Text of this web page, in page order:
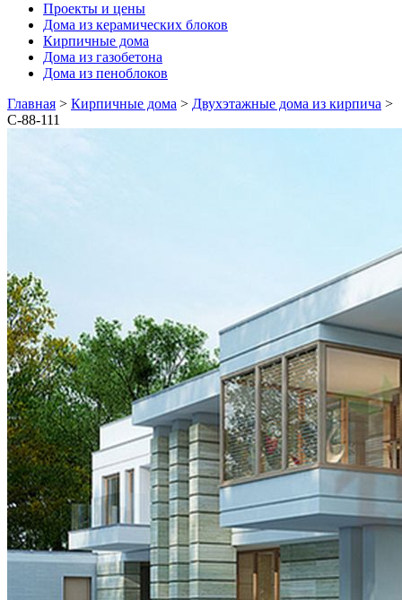
Проекты и цены
Дома из керамических блоков
Кирпичные дома
Дома из газобетона
Дома из пеноблоков
Главная > Кирпичные дома > Двухэтажные дома из кирпича >
С-88-111